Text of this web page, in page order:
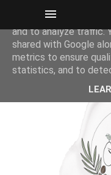
This site uses
and to analyze traffic.
shared with Google
metrics to ensure
statistics, and to